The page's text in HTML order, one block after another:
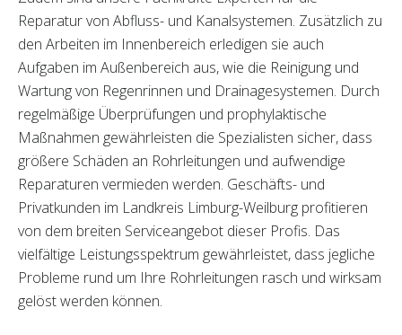
Reparatur von Abfluss- und Kanalsystemen. Zusätzlich zu
den Arbeiten im Innenbereich erledigen sie auch
Aufgaben im Außenbereich aus, wie die Reinigung und
Wartung von Regenrinnen und Drainagesystemen. Durch
regelmäßige Überprüfungen und prophylaktische
Maßnahmen gewährleisten die Spezialisten sicher, dass
größere Schäden an Rohrleitungen und aufwendige
Reparaturen vermieden werden. Geschäfts- und
Privatkunden im Landkreis Limburg-Weilburg profitieren
von dem breiten Serviceangebot dieser Profis. Das
vielfältige Leistungsspektrum gewährleistet, dass jegliche
Probleme rund um Ihre Rohrleitungen rasch und wirksam
gelöst werden können.